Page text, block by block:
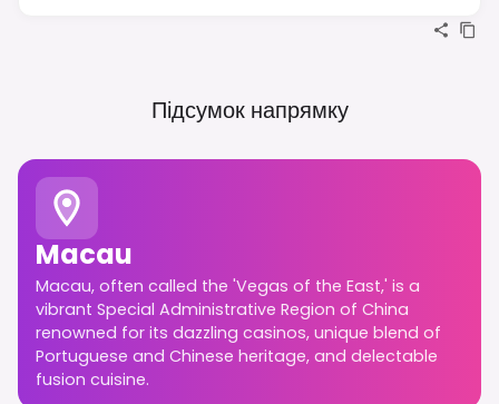
Підсумок напрямку
Macau
Macau, often called the 'Vegas of the East,' is a
vibrant Special Administrative Region of China
renowned for its dazzling casinos, unique blend of
Portuguese and Chinese heritage, and delectable
fusion cuisine.